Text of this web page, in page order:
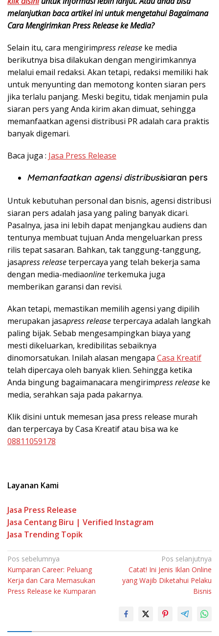
melanjutkan baca artikel ini untuk mengetahui Bagaimana
Cara Mengirimkan Press Release ke Media?
Selain itu, cara mengirimpress release ke media
berikutnya bisa dilakukan dengan mengirimkannya
melalui email redaksi. Akan tetapi, redaksi memiliki hak
untuk menyunting dan memotong konten siaran pers
jika terlalu panjang. Meski begitu, tidak menjamin pula
siaran pers yang Anda kirim akan dimuat, sehingga
memanfaatkan agensi distribusi PR adalah cara praktis
banyak digemari.
Baca juga : Jasa Press Release
Memanfaatkan agensi distribusisiaran pers
Untuk kebutuhan personal dan bisnis, agensi distribusi
siaran pers adalah jasa yang paling banyak dicari.
Pasalnya, jasa ini lebih dapat menjangkau audiens dan
tentunya membuat tujuan Anda mengeluarkan press
rilis tepat sasaran. Bahkan, tak tanggung-tanggung,
jasapress releaseterpercaya yang telah bekerja sama
dengan media-mediaonlineterkemuka juga
memberikan garansi dan revisi.
Akan tetapi, memastikan memilih agensi yang dipilih
merupakan jasapress releaseterpercaya adalah langkah
paling bijak. Sebab mengesampingkan biaya yang
mesti dikeluarkan, kredibilitas sebaiknya
dinomorsatukan. Inilah alasan mengapa Casa Kreatif
telah dipercaya oleh banyak klien. Sehingga ketika
Anda bingung bagaimanacara mengirimpress release ke
media, serahkan saja pada pakarnya.
Klik disini untuk memesan jasa press release murah
dan terpercaya by Casa Kreatif atau bisa wa ke
08811059178
Layanan Kami
Jasa Press Release
Jasa Centang Biru | Verified Instagram
Jasa Trending Topik
Pos sebelumnya
Kumparan Career: Peluang
Kerja dan Cara Memasukan
Press Release ke Kumparan
Pos selanjutnya
Catat! Ini Jenis Iklan Online
yang Wajib Diketahui Pelaku
Bisnis